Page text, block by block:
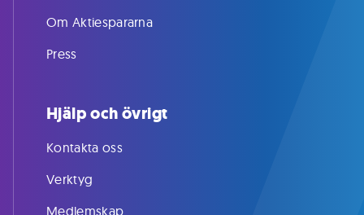
Om Aktiespararna
Press
Hjälp och övrigt
Kontakta oss
Verktyg
Medlemskap